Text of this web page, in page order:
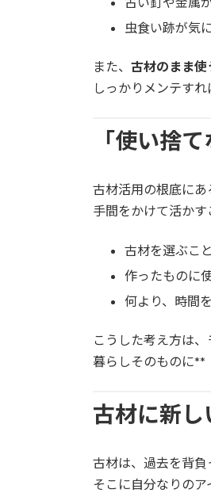
虫食い跡が気
また、 古材のまま使
しっかりメンテすれ
「使い捨
古材活用の根底にあ
手間をかけて活かす
古材を選ぶこと
作ったものに
何より、時間
こうした考え方は、
暮らしそのものに**
古材に新し
古材は、過去を背負
そこに自分なりのア